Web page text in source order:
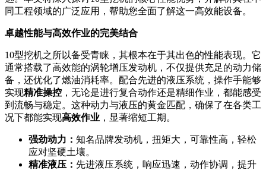
同工程领域的广泛应用，帮助您全面了解这一高效能设备。
卓越性能与高效作业的完美结合
10型挖机之所以备受青睐，其根本在于其出色的性能表现。它
通常搭载了高效能的涡轮增压发动机，不仅提供充足的动力储
备，还优化了燃油消耗率。配合先进的液压系统，操作手能够
实现精准操控 ，无论是进行复合动作还是精细作业，都能感受
到流畅与稳定。这种动力与液压的黄金匹配，确保了在各类工
况下都能实现高效作业 ，显著缩短工期。
强劲动力： 知名品牌发动机，扭矩大，可靠性高，轻松
应对坚硬土壤。
精准液压： 先进液压系统，响应迅速，动作协调，提升